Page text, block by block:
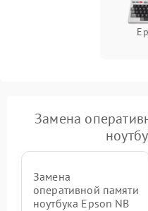
Замена
Замена
оперативной памяти
ноутбука Epson NB